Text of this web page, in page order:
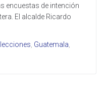
encuestas de intención
El alcalde Ricardo
Guatemala